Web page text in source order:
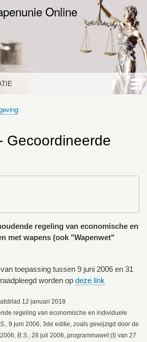
Overslaan
en Online
Gecoordineerde
regeling van economische en
met wapens (ook "Wapenwet"
toepassing tussen 9 juni 2006 en 31
worden op deze link
12 januari 2018
regeling van economische en individuele
, 9 juni 2006, 3de editie, zoals gewijzigd door de
B.S.
, 28 juli 2006, programmawet (I) van 27